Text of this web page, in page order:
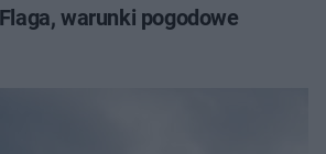
warunki pogodowe